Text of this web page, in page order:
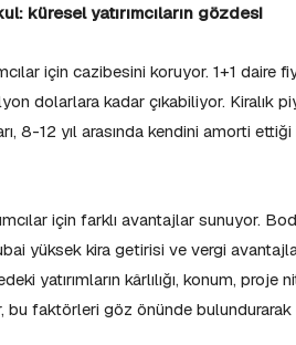
küresel yatırımcıların gözdesi
için cazibesini koruyor. 1+1
dolarlara kadar çıkabiliyor. Kiralık
8-12 yıl arasında kendini amorti
için farklı avantajlar sunuyor.
yüksek kira getirisi ve vergi
yatırımların kârlılığı, konum,
bu faktörleri göz önünde